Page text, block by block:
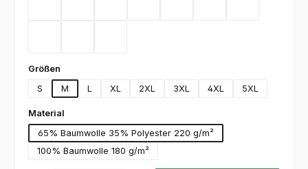
Größen
S
M L XL 2XL 3XL 4XL 5XL
Material
65% Baumwolle 35% Polyester 220 g/m²
100% Baumwolle 180 g/m²